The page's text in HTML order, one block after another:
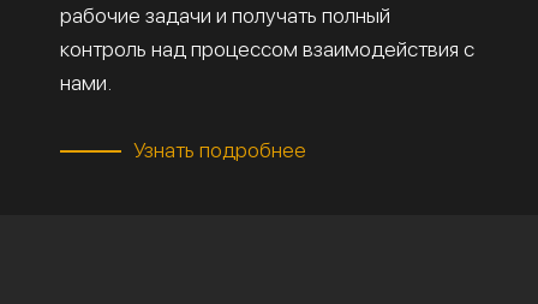
рабочие задачи и получать полный
контроль над процессом взаимодействия с
нами.
Узнать подробнее